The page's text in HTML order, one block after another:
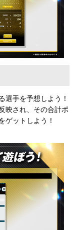
選手を予想しよう！
映され、その合計ポ
ゲットしよう！